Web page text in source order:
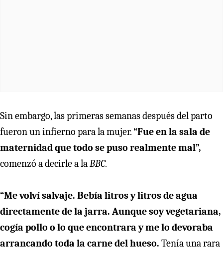
Sin embargo, las primeras semanas después del parto
fueron un infierno para la mujer.“Fue en la sala de
maternidad que todo se puso realmente mal”,
comenzó a decirle a laBBC.
“Me volví salvaje. Bebía litros y litros de agua
directamente de la jarra. Aunque soy vegetariana,
cogía pollo o lo que encontrara y me lo devoraba
arrancando toda la carne del hueso. Tenía una rara